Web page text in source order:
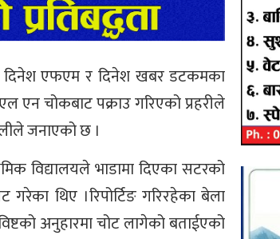
। दिनेश एफएम र दिनेश खबर डटकमका
चोकबाट पक्राउ गरिएको प्रहरीले
जनाएको छ ।
विद्यालयले भाडामा दिएका सटरको
थिए ।रिपोर्टिङ गरिरहेका बेला
अनुहारमा चोट लागेको बताईएको